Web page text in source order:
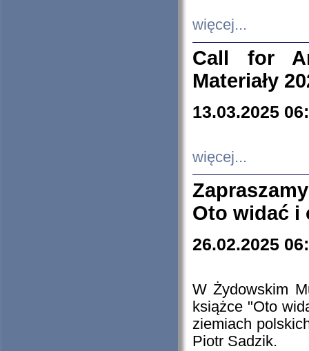
więcej...
Call for
Materiały
13.03.2025
więcej...
Oto widać i
26.02.2025
W Żydowskim
książce "Oto
ziemiach
Piotr Sadzik.